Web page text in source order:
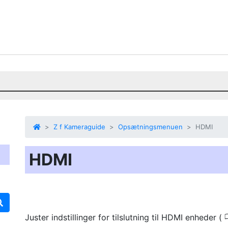
Z f Kameraguide Opsætningsmenuen HDMI
HDMI
Juster indstillinger for tilslutning til HDMI enheder (